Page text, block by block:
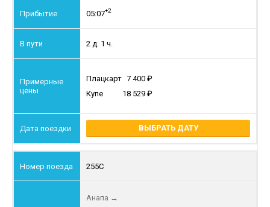
05:07+2
2 д. 1 ч.
Плацкарт 7 400
Купе
18 529
ВЫБРАТЬ ДАТУ
255С
Анапа →